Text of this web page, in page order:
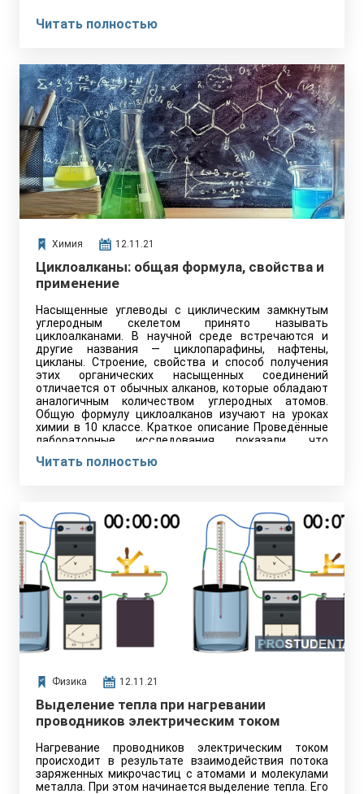
Читать полностью
Химия 12.11.21
Циклоалканы: общая формула, свойства и
применение
Насыщенные углеводы с циклическим замкнутым
углеродным скелетом принято называть
циклоалканами. В научной среде встречаются и
другие названия — циклопарафины, нафтены,
цикланы. Строение, свойства и способ получения
этих органических насыщенных соединений
отличается от обычных алканов, которые обладают
аналогичным количеством углеродных атомов.
Общую формулу циклоалканов изучают на уроках
химии в 10 классе. Краткое описание Проведённые
лабораторные исследования показали, что
Читать полностью
Физика 12.11.21
Выделение тепла при нагревании
проводников электрическим током
Нагревание проводников электрическим током
происходит в результате взаимодействия потока
заряженных микрочастиц с атомами и молекулами
металла. При этом начинается выделение тепла. Его